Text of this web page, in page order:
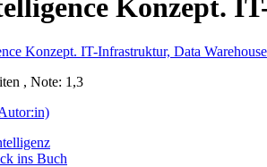
Konzept.
, Note: 1,3
ins Buch